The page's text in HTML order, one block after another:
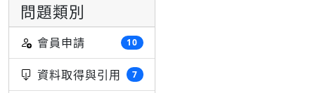
問題類別
會員申請 10
資料取得與引用 7